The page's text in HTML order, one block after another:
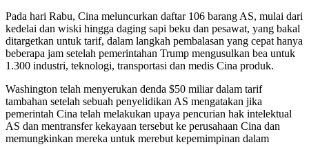
Pada hari Rabu, Cina meluncurkan daftar 106 barang AS, mulai dari
kedelai dan wiski hingga daging sapi beku dan pesawat, yang bakal
ditargetkan untuk tarif, dalam langkah pembalasan yang cepat hanya
beberapa jam setelah pemerintahan Trump mengusulkan bea untuk
1.300 industri, teknologi, transportasi dan medis Cina produk.
Washington telah menyerukan denda $50 miliar dalam tarif
tambahan setelah sebuah penyelidikan AS mengatakan jika
pemerintah Cina telah melakukan upaya pencurian hak intelektual
AS dan mentransfer kekayaan tersebut ke perusahaan Cina dan
memungkinkan mereka untuk merebut kepemimpinan dalam